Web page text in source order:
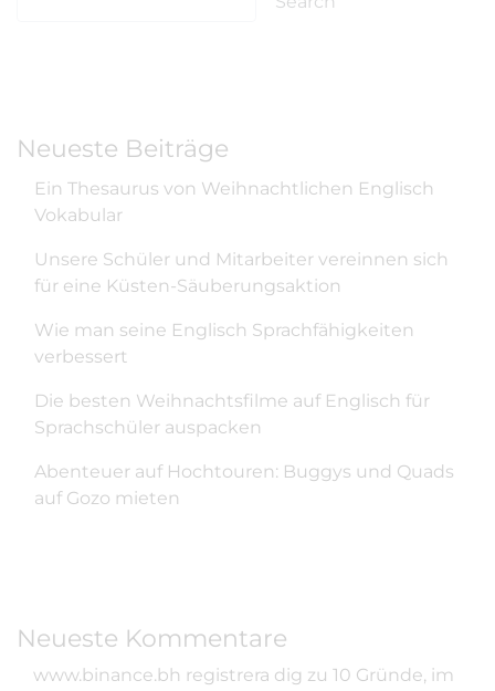
Neueste Beiträge
Ein Thesaurus von Weihnachtlichen Englisch
Vokabular
Unsere Schüler und Mitarbeiter vereinnen sich
für eine Küsten-Säuberungsaktion
Wie man seine Englisch Sprachfähigkeiten
verbessert
Die besten Weihnachtsfilme auf Englisch für
Sprachschüler auspacken
Abenteuer auf Hochtouren: Buggys und Quads
auf Gozo mieten
Neueste Kommentare
www.binance.bh registrera dig zu 10 Gründe, im